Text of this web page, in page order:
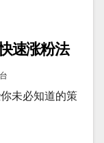
速涨粉法
未必知道的策